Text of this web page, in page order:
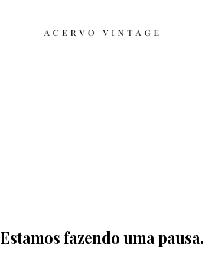
Estamos fazendo uma pausa.